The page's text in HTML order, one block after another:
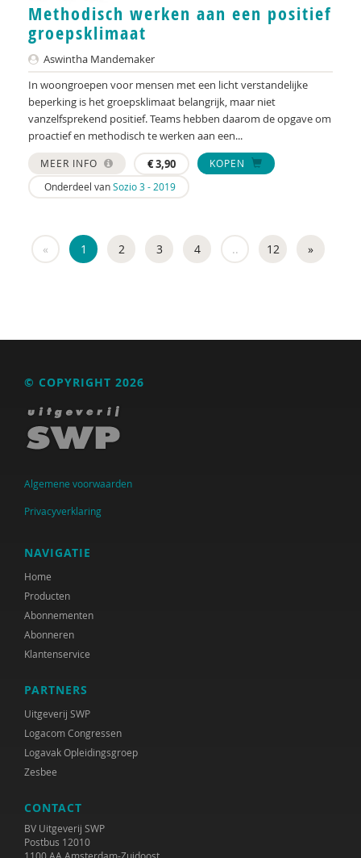
Methodisch werken aan een positief
groepsklimaat
Aswintha Mandemaker
In woongroepen voor mensen met een licht verstandelijke
beperking is het groepsklimaat belangrijk, maar niet
vanzelfsprekend positief. Teams hebben daarom de opgave om
proactief en methodisch te werken aan een...
MEER INFO €3,90
KOPEN
Onderdeel vanSozio 3 - 2019
« 1 2 3 4 .. 12 »
© COPYRIGHT 2026
Algemene voorwaarden
Privacyverklaring
NAVIGATIE
Home
Producten
Abonnementen
Abonneren
Klantenservice
PARTNERS
Uitgeverij SWP
Logacom Congressen
Logavak Opleidingsgroep
Zesbee
CONTACT
BV Uitgeverij SWP
Postbus 12010
1100 AA Amsterdam-Zuidoost